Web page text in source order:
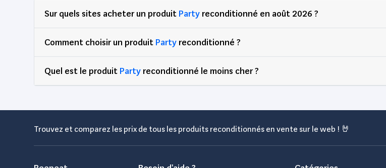
Ineck 52
Intel 78
Italian Design 131
Jabra
Jbl 67
Sur quels sites acheter un produit Party reconditionné en août 2026 ?
Comment choisir un produit Party reconditionné ?
Quel est le produit Party reconditionné le moins cher ?
Trouvez et comparez les prix de tous les produits reconditionnés en vente sur le web ! 🤘